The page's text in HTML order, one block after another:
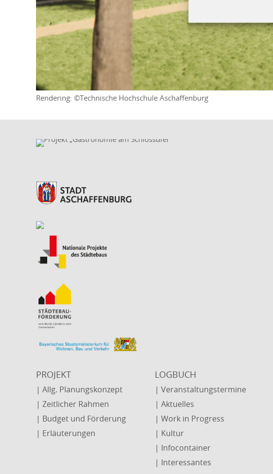
Rendering: ©Technische Hochschule Aschaffenburg
PROJEKT
| Allg. Planungskonzept
| Zeitlicher Rahmen
| Budget und Förderung
| Erläuterungen
LOGBUCH
| Veranstaltungstermine
| Aktuelles
| Work in Progress
| Kultur
| Infocontainer
| Interessantes